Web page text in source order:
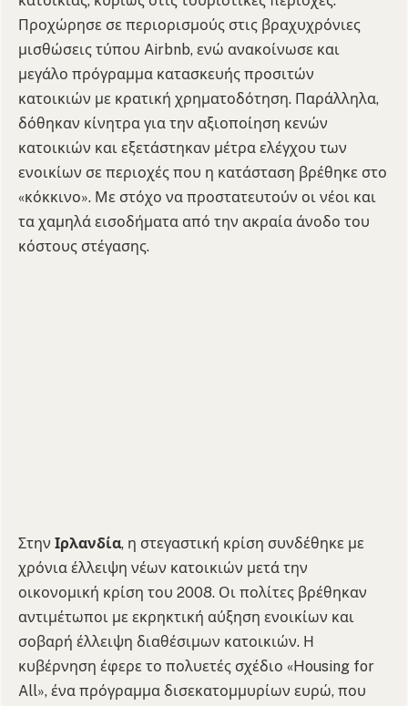
Προχώρησε σε περιορισμούς στις βραχυχρόνιες
μισθώσεις τύπου Airbnb, ενώ ανακοίνωσε και
μεγάλο πρόγραμμα κατασκευής προσιτών
κατοικιών με κρατική χρηματοδότηση. Παράλληλα,
δόθηκαν κίνητρα για την αξιοποίηση κενών
κατοικιών και εξετάστηκαν μέτρα ελέγχου των
ενοικίων σε περιοχές που η κατάσταση βρέθηκε στο
«κόκκινο». Με στόχο να προστατευτούν οι νέοι και
τα χαμηλά εισοδήματα από την ακραία άνοδο του
κόστους στέγασης.
Στην Ιρλανδία, η στεγαστική κρίση συνδέθηκε με
χρόνια έλλειψη νέων κατοικιών μετά την
οικονομική κρίση του 2008. Οι πολίτες βρέθηκαν
αντιμέτωποι με εκρηκτική αύξηση ενοικίων και
σοβαρή έλλειψη διαθέσιμων κατοικιών. Η
κυβέρνηση έφερε το πολυετές σχέδιο «Housing for
All», ένα πρόγραμμα δισεκατομμυρίων ευρώ, που